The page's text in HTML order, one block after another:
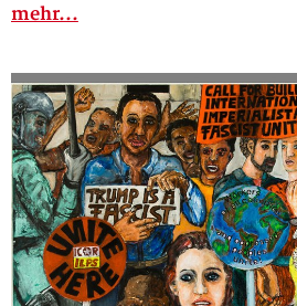
mehr...